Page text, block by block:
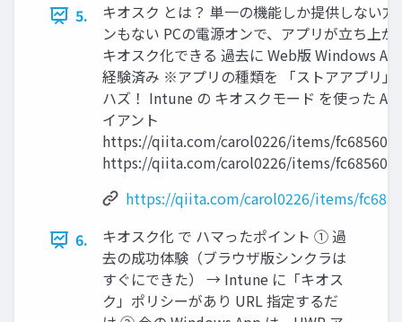
5.
キオスク とは？ 単一の機能しか提供しない
ンもない PCの電源オンで、アプリが立ち上
キオスク化できる 過去に Web版 Windows
経験済み ※アプリの種類を 「ストアアプリ」
ハズ！ Intune の キオスクモード を使った
イアント
https://qiita.com/carol0226/items/
https://qiita.com/carol0226/items/
https://qiita.com/carol0226/items/
6.
キオスク化 で ハマったポイント ① 過
去の成功体験（ブラウザ版シンクラは
すぐにできた） → Intune に「キオス
ク」ポリシーがあり URL 指定するだ